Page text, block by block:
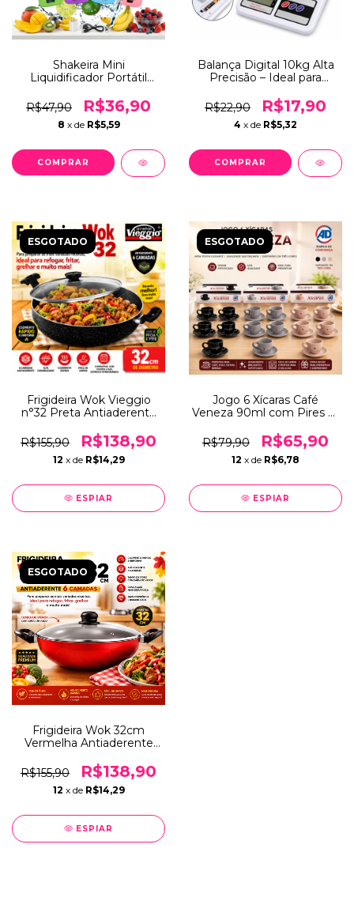
Shakeira Mini
Liquidificador Portátil
Recarregável USB para
Suco Shake Fitness
R$47,90 R$36,90
8 x de R$5,59
Balança Digital 10kg Alta
Precisão – Ideal para
Joias
R$22,90 R$17,90
4 x de R$5,32
ESGOTADO
Frigideira Wok Vieggio
n°32 Preta Antiaderente
Alça e Tampa de Vidro
R$155,90 R$138,90
12 x de R$14,29
ESPIAR
ESGOTADO
Jogo 6 Xícaras Café
Veneza 90ml com Pires 12
Elegante
R$79,90 R$65,90
12 x de R$6,78
ESPIAR
ESGOTADO
Frigideira Wok 32cm
Vermelha Antiaderente
Camadas para Fogão a
Gás e Vitrocerâmico
R$155,90 R$138,90
12 x de R$14,29
ESPIAR